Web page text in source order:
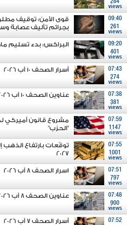
284
views
09:40
261
views
بجرائم تأليف عصابة
09:20
401
views
البراكس: بدء تسليم
07:43
274
views
أسرار الصحف 10 آب 2026
07:38
381
views
عناوين الصحف 10 آب 2026
07:59
1147
views
مشروع قانون أميركي
"الحزب"
07:55
1001
views
2027
07:51
797
views
اسرار الصحف 8 آب 2026
07:48
900
views
عناوين الصحف 8 آب 2026
07:52
أسرار الصحف 7 آب 2026